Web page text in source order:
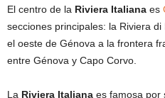
El centro de la Riviera Italiana es
secciones principales: la Riviera
el oeste de Génova a la frontera
entre Génova y Capo Corvo.
La Riviera Italiana es famosa por